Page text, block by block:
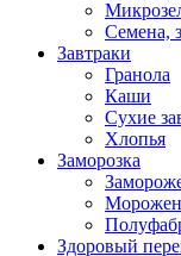
Семена,
Завтраки
Гранола
Каши
Сухие
Хлопья
Заморозка
Здоровый